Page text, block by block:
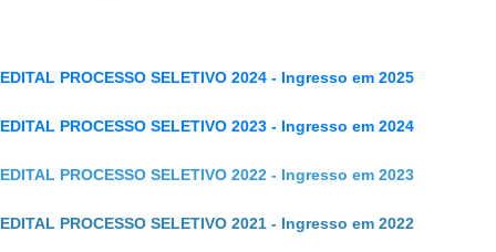
EDITAL PROCESSO SELETIVO 2024 - Ingresso em 2025
EDITAL PROCESSO SELETIVO 2023 - Ingresso em 2024
EDITAL PROCESSO SELETIVO 2022 - Ingresso em 2023
EDITAL PROCESSO SELETIVO 2021 - Ingresso em 2022